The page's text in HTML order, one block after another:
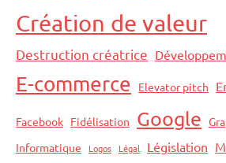
Création de valeur
Destruction créatrice
E-commerce Elevator pitch
Facebook Fidélisation Google
Informatique Logos Légal Législation